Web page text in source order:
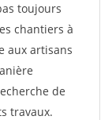
toujours
chantiers à
aux artisans
de
travaux.